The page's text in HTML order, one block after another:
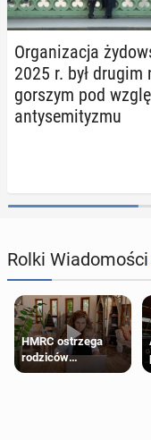
Or­ga­ni­za­cja
2025 r. był
gor­szym pod
an­ty­se­mi­ty­zmu
Rolki Wiadomości
HMRC ostrzega
rodziców
pobierających Child